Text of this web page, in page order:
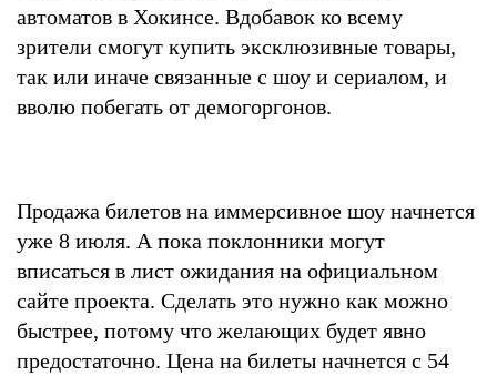
автоматов в Хокинсе. Вдобавок ко всему
зрители смогут купить эксклюзивные товары,
так или иначе связанные с шоу и сериалом, и
вволю побегать от демогоргонов.
Продажа билетов на иммерсивное шоу начнется
уже 8 июля. А пока поклонники могут
вписаться в лист ожидания на официальном
сайте проекта. Сделать это нужно как можно
быстрее, потому что желающих будет явно
предостаточно. Цена на билеты начнется с 54